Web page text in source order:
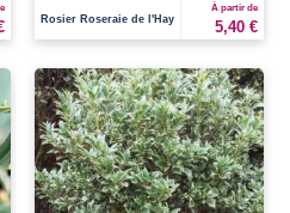
Rosier Roseraie de l'Hay
À partir de
5,40 €